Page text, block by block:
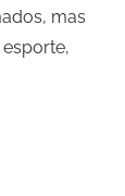
mas